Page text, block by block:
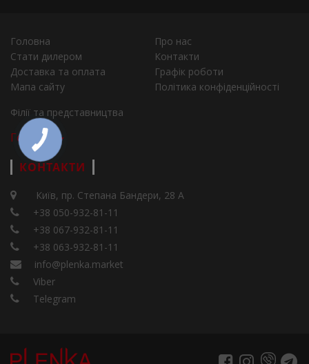
Головна
Про нас
Стати дилером
Контакти
Доставка та оплата
Графік роботи
Мапа сайту
Політика конфіденційності
Філії та представництва
Города
КОНТАКТИ
Київ, пр. Степана Бандери, 28 А
+38 050-932-81-11
+38 067-932-81-11
+38 063-932-81-11
info@plenka.market
Viber
Telegram